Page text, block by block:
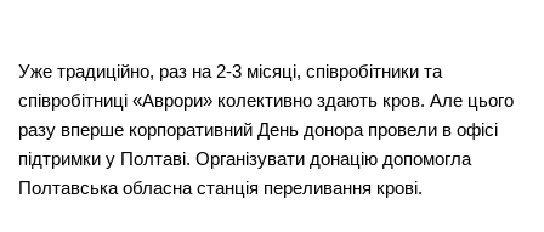
Уже традиційно, раз на 2-3 місяці, співробітники та
співробітниці «Аврори» колективно здають кров. Але цього
разу вперше корпоративний День донора провели в офісі
підтримки у Полтаві. Організувати донацію допомогла
Полтавська обласна станція переливання крові.